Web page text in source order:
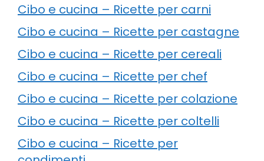
Cibo e cucina – Ricette per carni
Cibo e cucina – Ricette per castagne
Cibo e cucina – Ricette per cereali
Cibo e cucina – Ricette per chef
Cibo e cucina – Ricette per colazione
Cibo e cucina – Ricette per coltelli
Cibo e cucina – Ricette per